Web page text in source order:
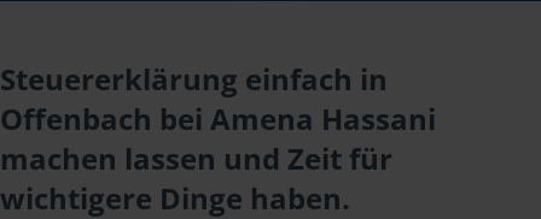
Steuererklärung einfach in
Offenbach bei Amena Hassani
machen lassen und Zeit für
wichtigere Dinge haben.